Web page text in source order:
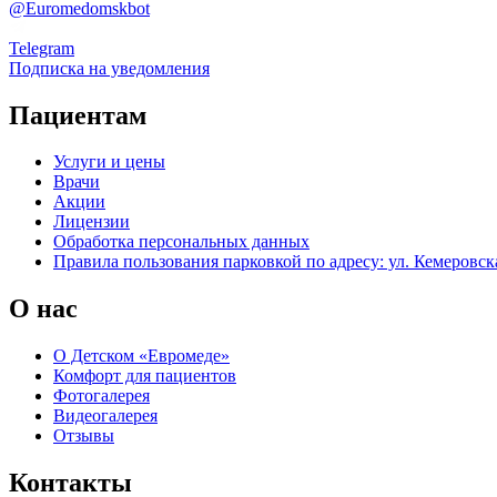
@Euromedomskbot
Telegram
Подписка на уведомления
Пациентам
Услуги и цены
Врачи
Акции
Лицензии
Обработка персональных данных
Правила пользования парковкой по адресу: ул.
О нас
О Детском «Евромеде»
Комфорт для пациентов
Фотогалерея
Видеогалерея
Отзывы
Контакты